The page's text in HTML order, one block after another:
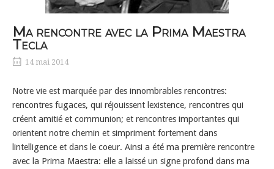
Ma rencontre avec la Prima Maestra
Tecla
14 mai 2014
Notre vie est marquée par des innombrables rencontres:
rencontres fugaces, qui réjouissent lexistence, rencontres qui
créent amitié et communion; et rencontres importantes qui
orientent notre chemin et simpriment fortement dans
lintelligence et dans le coeur. Ainsi a été ma première rencontre
avec la Prima Maestra: elle a laissé un signe profond dans ma